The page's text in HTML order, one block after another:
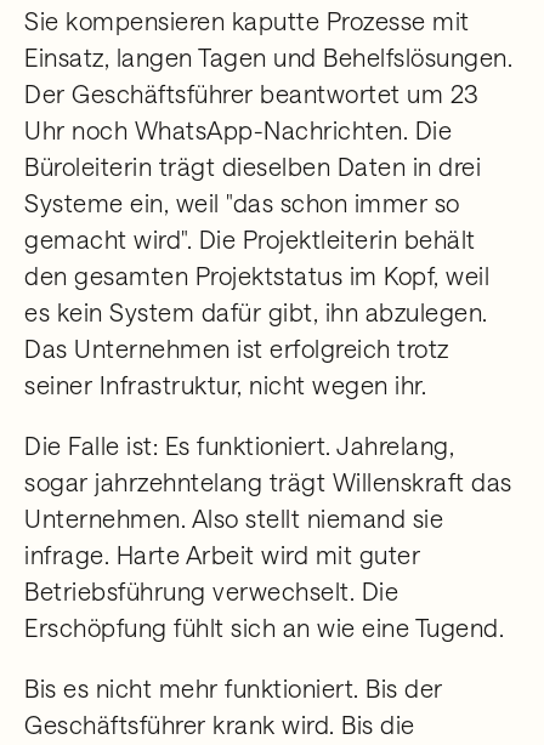
Sie kompensieren kaputte Prozesse mit
Einsatz, langen Tagen und Behelfslösungen.
Der Geschäftsführer beantwortet um 23
Uhr noch WhatsApp-Nachrichten. Die
Büroleiterin trägt dieselben Daten in drei
Systeme ein, weil "das schon immer so
gemacht wird". Die Projektleiterin behält
den gesamten Projektstatus im Kopf, weil
es kein System dafür gibt, ihn abzulegen.
Das Unternehmen ist erfolgreich trotz
seiner Infrastruktur, nicht wegen ihr.
Die Falle ist: Es funktioniert. Jahrelang,
sogar jahrzehntelang trägt Willenskraft das
Unternehmen. Also stellt niemand sie
infrage. Harte Arbeit wird mit guter
Betriebsführung verwechselt. Die
Erschöpfung fühlt sich an wie eine Tugend.
Bis es nicht mehr funktioniert. Bis der
Geschäftsführer krank wird. Bis die